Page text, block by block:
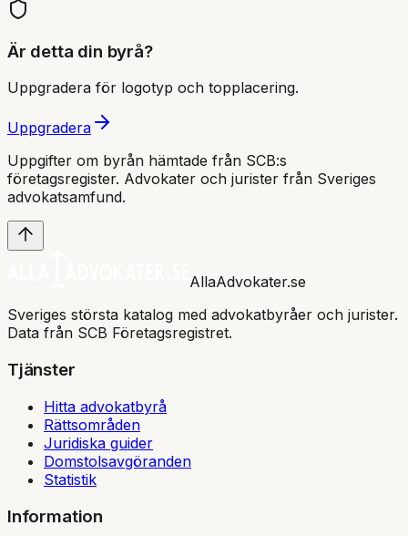
Är detta din byrå?
Uppgradera för logotyp och topplacering.
Uppgradera
Uppgifter om byrån hämtade från SCB:s
företagsregister. Advokater och jurister från Sveriges
advokatsamfund.
AllaAdvokater.se
Sveriges största katalog med advokatbyråer och jurister.
Data från SCB Företagsregistret.
Tjänster
Hitta advokatbyrå
Rättsområden
Juridiska guider
Domstolsavgöranden
Statistik
Information